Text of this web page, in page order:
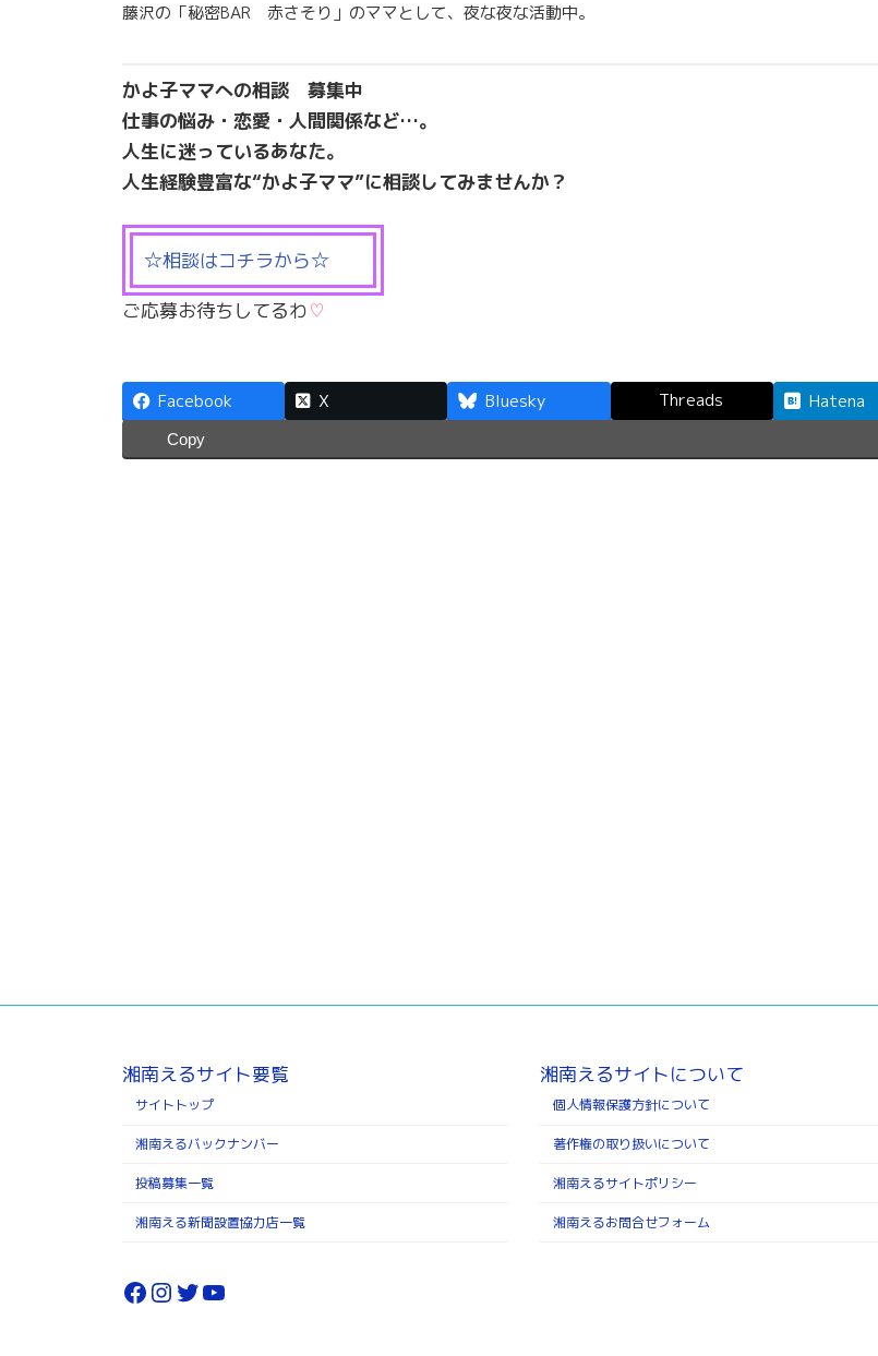
藤沢の「秘密BAR 赤さそり」のママとして、夜な夜な活動中。
かよ子ママへの相談 募集中
仕事の悩み・恋愛・人間関係など…。
人生に迷っているあなた。
人生経験豊富な“かよ子ママ”に相談してみませんか？
☆相談はコチラから☆
ご応募お待ちしてるわ♡
Facebook X Bluesky Threads Hatena
Copy
湘南えるサイト要覧
サイトトップ
湘南えるバックナンバー
投稿募集一覧
湘南える新聞設置協力店一覧
Facebook
Instagram
Twitter
YouTube
湘南えるサイトについて
個人情報保護方針について
著作権の取り扱いについて
湘南えるサイトポリシー
湘南えるお問合せフォーム